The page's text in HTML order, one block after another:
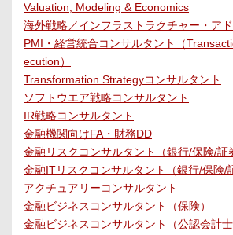
Valuation, Modeling & Economics
海外戦略／インフラストラクチャー・ア
PMI・経営統合コンサルタント（
ecution）
Transformation Strategyコンサルタント
ソフトウエア戦略コンサルタント
IR戦略コンサルタント
金融機関向けFA・財務DD
金融リスクコンサルタント（銀行/保険/証
金融ITリスクコンサルタント（銀行/保険/
アクチュアリーコンサルタント
金融ビジネスコンサルタント（保険）
金融ビジネスコンサルタント（公認会計士